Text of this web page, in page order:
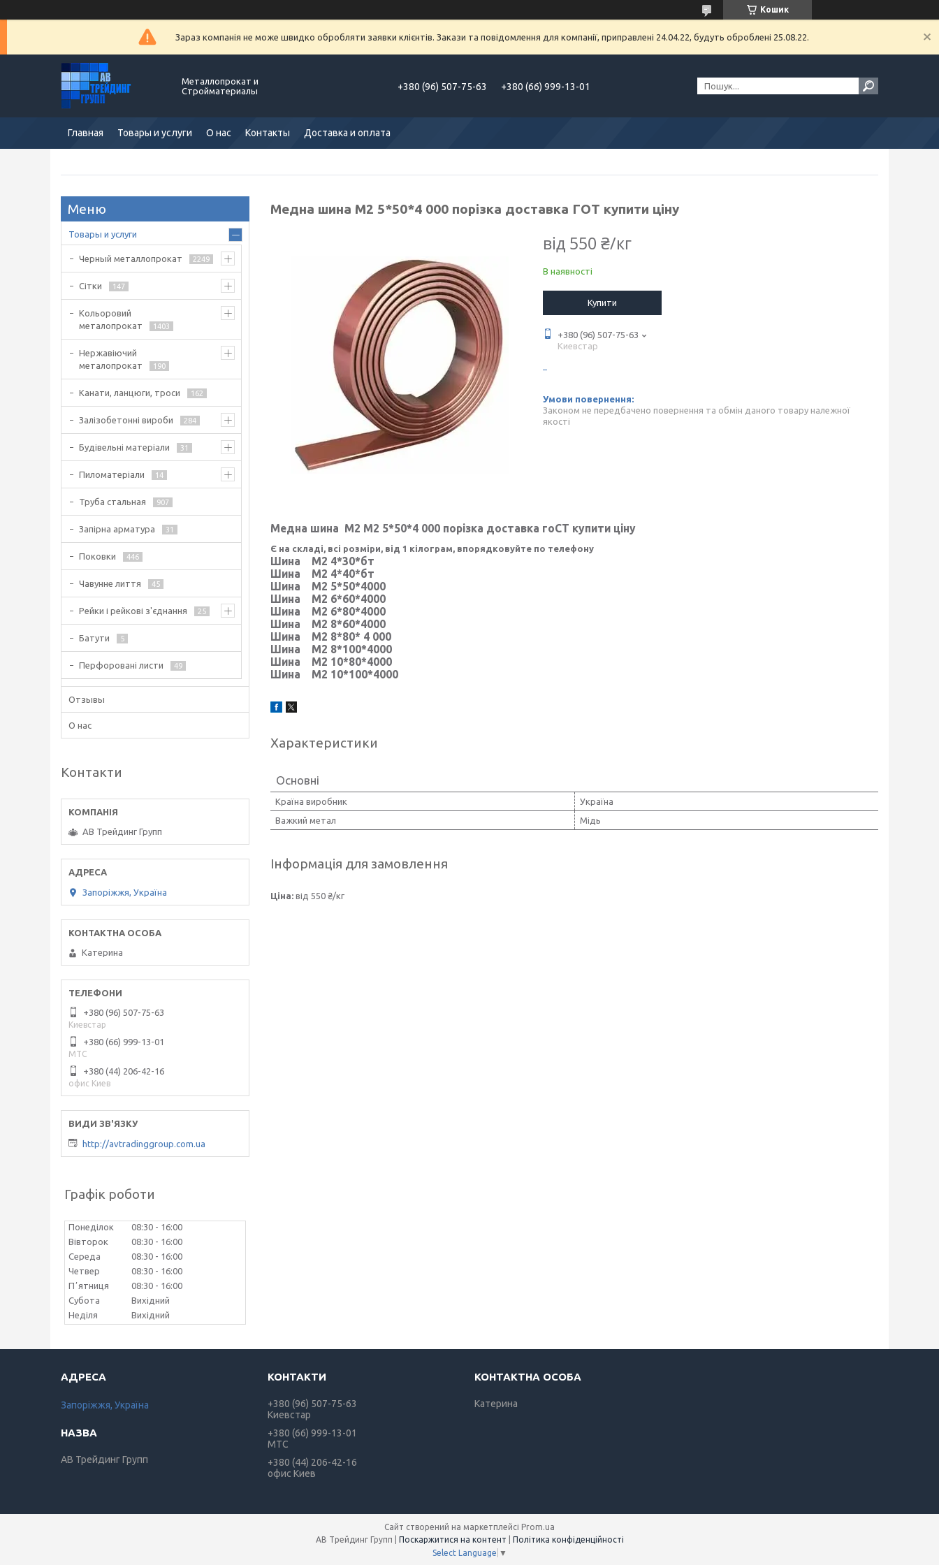
Кошик
Зараз компанія не може швидко обробляти заявки клієнтів. Закази та повідомлення для компанії, приправлені 24.04.22, будуть оброблені 25.08.22.
Металлопрокат и
Стройматериалы
+380 (96) 507-75-63 +380 (66) 999-13-01
Главная Товары и услуги О нас Контакты Доставка и оплата
Медна шина М2 5*50*4 000 порізка доставка ГОТ купити ціну
від 550 ₴/кг
В наявності
Купити
+380 (96) 507-75-63
Киевстар
Законом не передбачено повернення та обмін даного товару належної
якості
Медна шина М2 М2 5*50*4 000 порізка доставка гоСТ купити ціну
Є на складі, всі розміри, від 1 кілограм, впорядковуйте по телефону
Шина М2 4*30*бт
Шина М2 4*40*бт
Шина М2 5*50*4000
Шина М2 6*60*4000
Шина М2 6*80*4000
Шина М2 8*60*4000
Шина М2 8*80* 4 000
Шина М2 8*100*4000
Шина М2 10*80*4000
Шина М2 10*100*4000
Характеристики
Основні
Країна виробник
Україна
Важкий метал
Мідь
Інформація для замовлення
Ціна: від 550 ₴/кг
Товары и услуги
Черный металлопрокат 2249
Сітки 147
Кольоровий
металопрокат
1403
Нержавіючий
металопрокат
190
Канати, ланцюги, троси 162
Залізобетонні вироби 284
Будівельні матеріали 31
Пиломатеріали 14
Труба стальная 907
Запірна арматура 31
Поковки 446
Чавунне лиття 45
Рейки і рейкові з'єднання 25
Батути 5
Перфоровані листи 49
Отзывы
О нас
Контакти
АВ Трейдинг Групп
Запоріжжя, Україна
Катерина
+380 (96) 507-75-63
Киевстар
+380 (66) 999-13-01
МТС
+380 (44) 206-42-16
офис Киев
http://avtradinggroup.com.ua
Графік роботи
Понеділок 08:30
16:00
Вівторок
08:30
16:00
Середа
08:30
16:00
Четвер
08:30
16:00
Пʼятниця
08:30
16:00
Субота
Вихідний
Неділя
Вихідний
Запоріжжя, Україна
АВ Трейдинг Групп
+380 (96) 507-75-63
Киевстар
+380 (66) 999-13-01
МТС
+380 (44) 206-42-16
офис Киев
Катерина
Сайт створений на маркетплейсі Prom.ua
Поскаржитися на контент
Політика конфіденційності
Select Language ▼